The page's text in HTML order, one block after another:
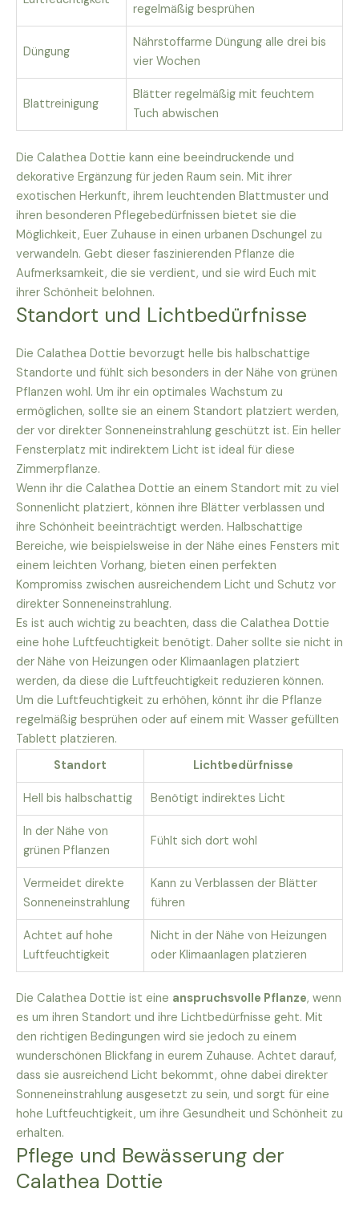
regelmäßig besprühen
Düngung
Nährstoffarme Düngung alle drei bis
vier Wochen
Blattreinigung
Blätter regelmäßig mit feuchtem
Tuch abwischen
Die Calathea Dottie kann eine beeindruckende und
dekorative Ergänzung für jeden Raum sein. Mit ihrer
exotischen Herkunft, ihrem leuchtenden Blattmuster und
ihren besonderen Pflegebedürfnissen bietet sie die
Möglichkeit, Euer Zuhause in einen urbanen Dschungel zu
verwandeln. Gebt dieser faszinierenden Pflanze die
Aufmerksamkeit, die sie verdient, und sie wird Euch mit
ihrer Schönheit belohnen.
Standort und Lichtbedürfnisse
Die Calathea Dottie bevorzugt helle bis halbschattige
Standorte und fühlt sich besonders in der Nähe von grünen
Pflanzen wohl. Um ihr ein optimales Wachstum zu
ermöglichen, sollte sie an einem Standort platziert werden,
der vor direkter Sonneneinstrahlung geschützt ist. Ein heller
Fensterplatz mit indirektem Licht ist ideal für diese
Zimmerpflanze.
Wenn ihr die Calathea Dottie an einem Standort mit zu viel
Sonnenlicht platziert, können ihre Blätter verblassen und
ihre Schönheit beeinträchtigt werden. Halbschattige
Bereiche, wie beispielsweise in der Nähe eines Fensters mit
einem leichten Vorhang, bieten einen perfekten
Kompromiss zwischen ausreichendem Licht und Schutz vor
direkter Sonneneinstrahlung.
Es ist auch wichtig zu beachten, dass die Calathea Dottie
eine hohe Luftfeuchtigkeit benötigt. Daher sollte sie nicht in
der Nähe von Heizungen oder Klimaanlagen platziert
werden, da diese die Luftfeuchtigkeit reduzieren können.
Um die Luftfeuchtigkeit zu erhöhen, könnt ihr die Pflanze
regelmäßig besprühen oder auf einem mit Wasser gefüllten
Tablett platzieren.
Standort
Lichtbedürfnisse
Hell bis halbschattig Benötigt indirektes Licht
In der Nähe von
grünen Pflanzen
Fühlt sich dort wohl
Vermeidet direkte
Sonneneinstrahlung
Kann zu Verblassen der Blätter
führen
Achtet auf hohe
Luftfeuchtigkeit
Nicht in der Nähe von Heizungen
oder Klimaanlagen platzieren
Die Calathea Dottie ist eine anspruchsvolle Pflanze, wenn
es um ihren Standort und ihre Lichtbedürfnisse geht. Mit
den richtigen Bedingungen wird sie jedoch zu einem
wunderschönen Blickfang in eurem Zuhause. Achtet darauf,
dass sie ausreichend Licht bekommt, ohne dabei direkter
Sonneneinstrahlung ausgesetzt zu sein, und sorgt für eine
hohe Luftfeuchtigkeit, um ihre Gesundheit und Schönheit zu
erhalten.
Pflege und Bewässerung der
Calathea Dottie